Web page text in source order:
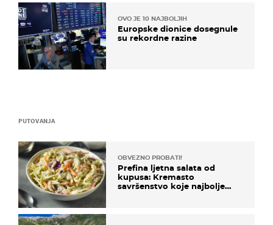
PUTOVANJA
OBVEZNO PROBATI!
Prefina ljetna salata od
kupusa: Kremasto
savršenstvo koje najbolje
OVO JE 10 NAJBOLJIH
Europske dionice dosegnule
su rekordne razine